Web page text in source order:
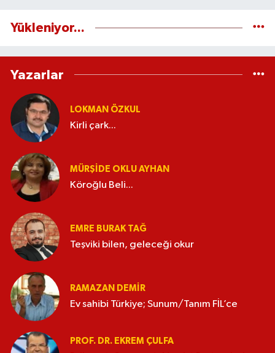
Yükleniyor...
Yazarlar
LOKMAN ÖZKUL
Kirli çark...
MÜRŞIDE OKLU AYHAN
Köroğlu Beli...
EMRE BURAK TAĞ
Teşviki bilen, geleceği okur
RAMAZAN DEMİR
Ev sahibi Türkiye; Sunum/Tanım FİL’ce
PROF. DR. EKREM ÇULFA